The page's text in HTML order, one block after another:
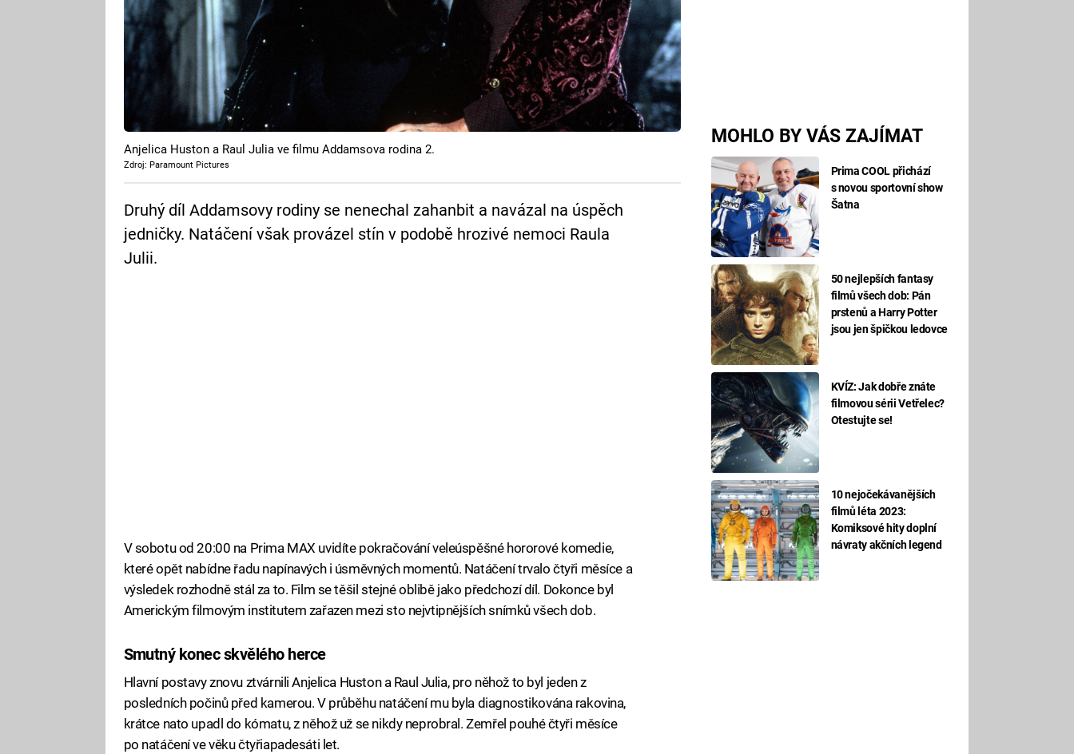
MOHLO BY VÁS ZAJÍMAT
Prima COOL přichází
s novou sportovní show
Šatna
50 nejlepších fantasy
filmů všech dob: Pán
prstenů a Harry Potter
jsou jen špičkou ledovce
KVÍZ: Jak dobře znáte
filmovou sérii Vetřelec?
Otestujte se!
10 nejočekávanějších
filmů léta 2023:
Komiksové hity doplní
návraty akčních legend
Anjelica Huston a Raul Julia ve filmu Addamsova rodina 2.
Zdroj: Paramount Pictures
Druhý díl Addamsovy rodiny se nenechal zahanbit a navázal na úspěch
jedničky. Natáčení však provázel stín v podobě hrozivé nemoci Raula
Julii.
V sobotu od 20:00 na Prima MAX uvidíte pokračování veleúspěšné hororové komedie,
které opět nabídne řadu napínavých i úsměvných momentů. Natáčení trvalo čtyři měsíce a
výsledek rozhodně stál za to. Film se těšil stejné oblibě jako předchozí díl. Dokonce byl
Americkým filmovým institutem zařazen mezi sto nejvtipnějších snímků všech dob.
Smutný konec skvělého herce
Hlavní postavy znovu ztvárnili Anjelica Huston a Raul Julia, pro něhož to byl jeden z
posledních počinů před kamerou. V průběhu natáčení mu byla diagnostikována rakovina,
krátce nato upadl do kómatu, z něhož už se nikdy neprobral. Zemřel pouhé čtyři měsíce
po natáčení ve věku čtyřiapadesáti let.